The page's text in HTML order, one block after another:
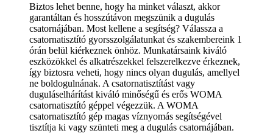
Biztos lehet benne, hogy ha minket választ, akkor
garantáltan és hosszútávon megszünik a dugulás
csatornájában. Most kellene a segítség? Válassza a
csatornatisztító gyorsszolgálatunkat és szakembereink 1
órán belül kiérkeznek önhöz. Munkatársaink kiváló
eszközökkel és alkatrészekkel felszerelkezve érkeznek,
így biztosra veheti, hogy nincs olyan dugulás, amellyel
ne boldogulnának. A csatornatisztítást vagy
duguláselhárítást kiváló minőségű és erős WOMA
csatornatisztító géppel végezzük. A WOMA
csatornatisztító gép magas víznyomás segítségével
tisztítja ki vagy szünteti meg a dugulás csatornájában.